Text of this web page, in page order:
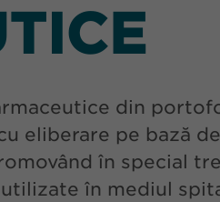
din
eliberare pe bază
în special
în mediul